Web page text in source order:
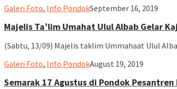
Galeri Foto, Info Pondokululalbablampung
September 16, 2019
Majelis Ta’lim Umahat Ulul Albab Gelar
(Sabtu, 13/09) Majelis taklim Ummahaat Ulul
Galeri Foto, Info Pondokululalbablampung
August 19, 2019
Semarak 17 Agustus di Pondok Pesantren